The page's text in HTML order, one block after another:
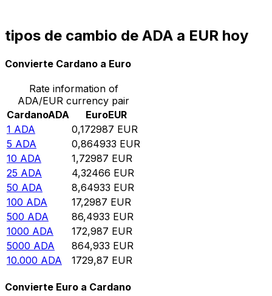
tipos de cambio de ADA a EUR hoy
Convierte Cardano a Euro
Rate information of
ADA/EUR currency pair
CardanoADA EuroEUR
1 ADA 0,172987 EUR
5 ADA 0,864933 EUR
10 ADA 1,72987 EUR
25 ADA 4,32466 EUR
50 ADA 8,64933 EUR
100 ADA 17,2987 EUR
500 ADA 86,4933 EUR
1000 ADA 172,987 EUR
5000 ADA 864,933 EUR
10.000 ADA 1729,87 EUR
Convierte Euro a Cardano